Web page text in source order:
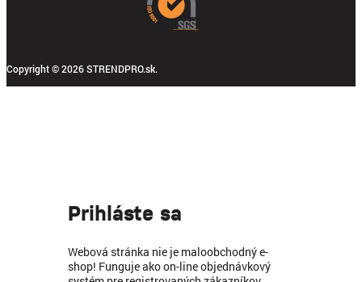
Copyright © 2026 STRENDPRO.sk.
Prihláste sa
Webová stránka nie je maloobchodný e-
shop! Funguje ako on-line objednávkový